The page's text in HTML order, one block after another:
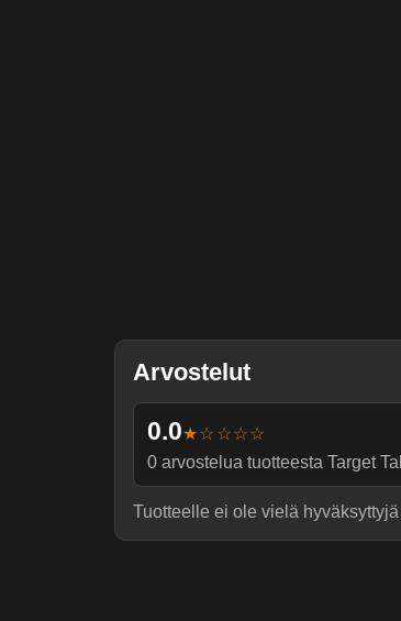
Arvostelut
0.0★☆☆☆☆
0 arvostelua tuotteesta Target
Tuotteelle ei ole vielä